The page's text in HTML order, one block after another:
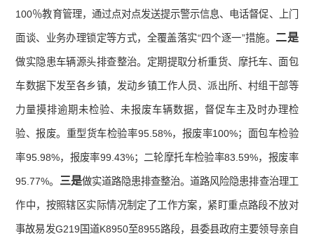
100％教育管理，通过点对点发送提示警示信息、电话督促、上门
面谈、业务办理锁定等方式，全覆盖落实“四个逐一”措施。 二是
做实隐患车辆源头排查整治。定期提取分析重货、摩托车、面包
车数据下发至各乡镇，发动乡镇工作人员、派出所、村组干部等
力量摸排逾期未检验、未报废车辆数据，督促车主及时办理检
验、报废。重型货车检验率95.58%，报废率100%；面包车检验
率95.98%，报废率99.43%；二轮摩托车检验率83.59%，报废率
95.77%。 三是做实道路隐患排查整治。道路风险隐患排查治理工
作中，按照辖区实际情况制定了工作方案，紧盯重点路段不放对
事故易发G219国道K8950至8955路段，县委县政府主要领导亲自